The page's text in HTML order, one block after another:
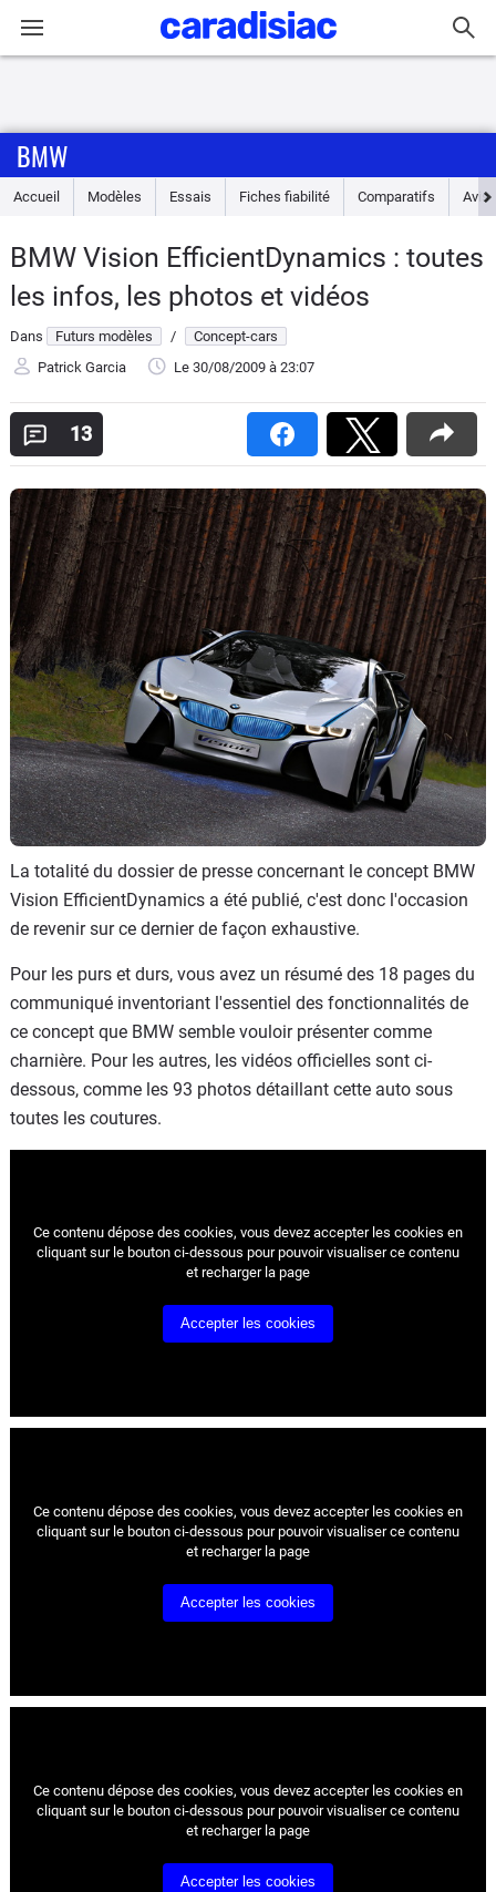
Accueil
Essais
Guide
d'achat
Electriques
Utilitaires
Flottes
Auto
Services
Forum
Moto
Marques
BMW
Accueil Modèles Essais Fiches fiabilité Comparatifs Avis
BMW Vision EfficientDynamics : toutes
les infos, les photos et vidéos
Dans Futurs modèles /
Concept-cars
Patrick Garcia
Le 30/08/2009 à 23:07
13
La totalité du dossier de presse concernant le concept BMW
Vision EfficientDynamics a été publié, c'est donc l'occasion
de revenir sur ce dernier de façon exhaustive.
Pour les purs et durs, vous avez un résumé des 18 pages du
communiqué inventoriant l'essentiel des fonctionnalités de
ce concept que BMW semble vouloir présenter comme
charnière. Pour les autres, les vidéos officielles sont ci-
dessous, comme les 93 photos détaillant cette auto sous
toutes les coutures.
Ce contenu dépose des cookies, vous devez accepter les cookies en
cliquant sur le bouton ci-dessous pour pouvoir visualiser ce contenu
et recharger la page
Accepter les cookies
Ce contenu dépose des cookies, vous devez accepter les cookies en
cliquant sur le bouton ci-dessous pour pouvoir visualiser ce contenu
et recharger la page
Accepter les cookies
Ce contenu dépose des cookies, vous devez accepter les cookies en
cliquant sur le bouton ci-dessous pour pouvoir visualiser ce contenu
et recharger la page
Accepter les cookies